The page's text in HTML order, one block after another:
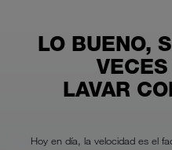
LO BUENO,
LAVAR
Hoy en día, la velocidad es el